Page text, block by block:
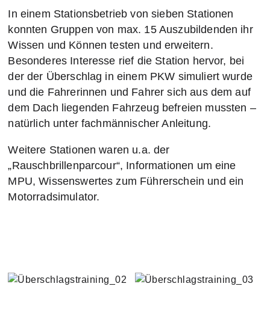
In einem Stationsbetrieb von sieben Stationen
konnten Gruppen von max. 15 Auszubildenden ihr
Wissen und Können testen und erweitern.
Besonderes Interesse rief die Station hervor, bei
der der Überschlag in einem PKW simuliert wurde
und die Fahrerinnen und Fahrer sich aus dem auf
dem Dach liegenden Fahrzeug befreien mussten –
natürlich unter fachmännischer Anleitung.
Weitere Stationen waren u.a. der
„Rauschbrillenparcour“, Informationen um eine
MPU, Wissenswertes zum Führerschein und ein
Motorradsimulator.